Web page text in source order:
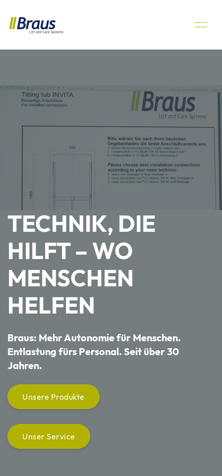
TECHNIK, DIE
HILFT – WO
MENSCHEN
HELFEN
Braus: Mehr Autonomie für Menschen.
Entlastung fürs Personal. Seit über 30
Jahren.
Unsere Produkte
Unser Service